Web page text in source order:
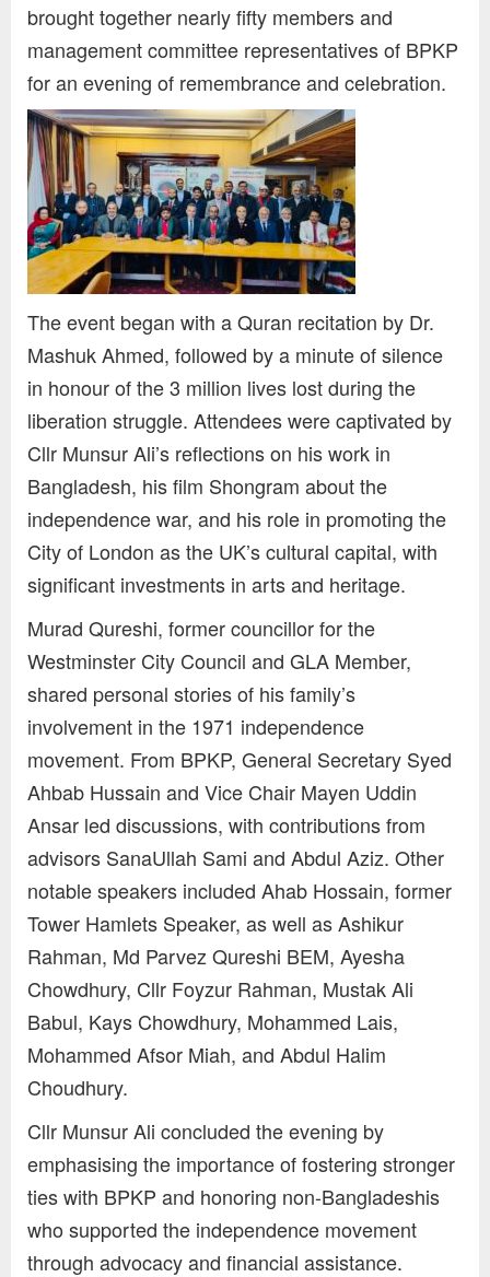
brought together nearly fifty members and
management committee representatives of BPKP
for an evening of remembrance and celebration.
The event began with a Quran recitation by Dr.
Mashuk Ahmed, followed by a minute of silence
in honour of the 3 million lives lost during the
liberation struggle. Attendees were captivated by
Cllr Munsur Ali’s reflections on his work in
Bangladesh, his film Shongram about the
independence war, and his role in promoting the
City of London as the UK’s cultural capital, with
significant investments in arts and heritage.
Murad Qureshi, former councillor for the
Westminster City Council and GLA Member,
shared personal stories of his family’s
involvement in the 1971 independence
movement. From BPKP, General Secretary Syed
Ahbab Hussain and Vice Chair Mayen Uddin
Ansar led discussions, with contributions from
advisors SanaUllah Sami and Abdul Aziz. Other
notable speakers included Ahab Hossain, former
Tower Hamlets Speaker, as well as Ashikur
Rahman, Md Parvez Qureshi BEM, Ayesha
Chowdhury, Cllr Foyzur Rahman, Mustak Ali
Babul, Kays Chowdhury, Mohammed Lais,
Mohammed Afsor Miah, and Abdul Halim
Choudhury.
Cllr Munsur Ali concluded the evening by
emphasising the importance of fostering stronger
ties with BPKP and honoring non-Bangladeshis
who supported the independence movement
through advocacy and financial assistance.